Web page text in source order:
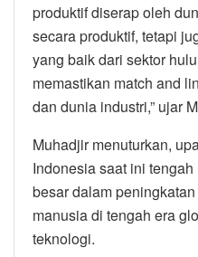
produktif diserap oleh
secara produktif, tetapi
yang baik dari sektor
memastikan match and
dan dunia industri,” ujar
Muhadjir menuturkan,
Indonesia saat ini
besar dalam
manusia di tengah era
teknologi.